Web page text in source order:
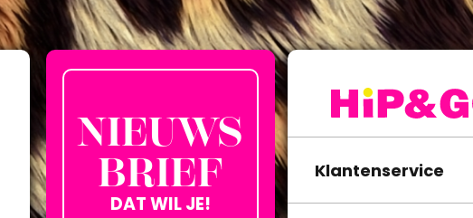
NIEUWS
BRIEF
DAT WIL JE!
Klantenservice